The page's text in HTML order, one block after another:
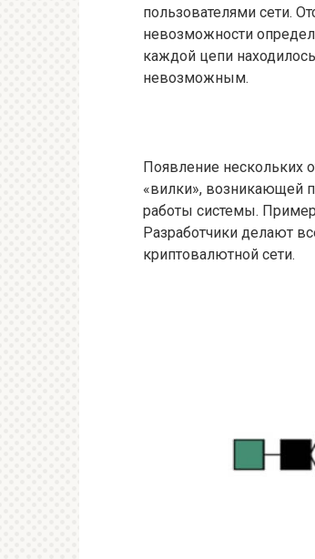
пользователями сети.
невозможности
каждой цепи
невозможным.
Появление нескольких
«вилки», возникающей
работы системы.
Разработчики делают
криптовалютной сети.